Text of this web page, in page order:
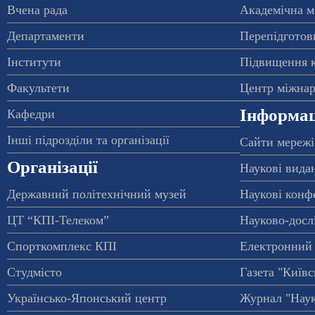
Вчена рада
Департаменти
Інститути
Факультети
Кафедри
Інші підрозділи та організації
Організації
Державний політехнічний музей
ЦТ “КПІ-Телеком”
Спорткомплекс КПІ
Студмісто
Українсько-Японський центр
Академічна
Підвищення
Центр
Сайти
Наукові
Наукові
Науково-
Електронний
Газета
Журнал